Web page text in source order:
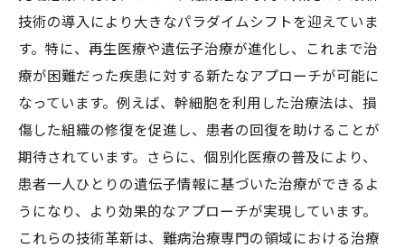
技術の導入により大きなパラダイムシフトを迎えていま
す。特に、再生医療や遺伝子治療が進化し、これまで治
療が困難だった疾患に対する新たなアプローチが可能に
なっています。例えば、幹細胞を利用した治療法は、損
傷した組織の修復を促進し、患者の回復を助けることが
期待されています。さらに、個別化医療の普及により、
患者一人ひとりの遺伝子情報に基づいた治療ができるよ
うになり、より効果的なアプローチが実現しています。
これらの技術革新は、難病治療専門の領域における治療